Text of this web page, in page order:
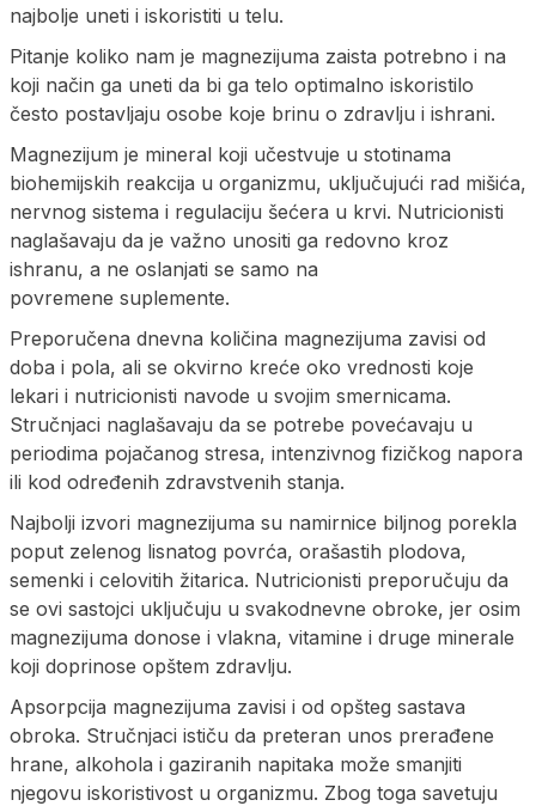
najbolje uneti i iskoristiti u telu.
Pitanje koliko nam je magnezijuma zaista potrebno i na
koji način ga uneti da bi ga telo optimalno iskoristilo
često postavljaju osobe koje brinu o zdravlju i ishrani.
Magnezijum je mineral koji učestvuje u stotinama
biohemijskih reakcija u organizmu, uključujući rad mišića,
nervnog sistema i regulaciju šećera u krvi. Nutricionisti
naglašavaju da je važno unositi ga redovno kroz
ishranu, a ne oslanjati se samo na
povremene suplemente.
Preporučena dnevna količina magnezijuma zavisi od
doba i pola, ali se okvirno kreće oko vrednosti koje
lekari i nutricionisti navode u svojim smernicama.
Stručnjaci naglašavaju da se potrebe povećavaju u
periodima pojačanog stresa, intenzivnog fizičkog napora
ili kod određenih zdravstvenih stanja.
Najbolji izvori magnezijuma su namirnice biljnog porekla
poput zelenog lisnatog povrća, orašastih plodova,
semenki i celovitih žitarica. Nutricionisti preporučuju da
se ovi sastojci uključuju u svakodnevne obroke, jer osim
magnezijuma donose i vlakna, vitamine i druge minerale
koji doprinose opštem zdravlju.
Apsorpcija magnezijuma zavisi i od opšteg sastava
obroka. Stručnjaci ističu da preteran unos prerađene
hrane, alkohola i gaziranih napitaka može smanjiti
njegovu iskoristivost u organizmu. Zbog toga savetuju